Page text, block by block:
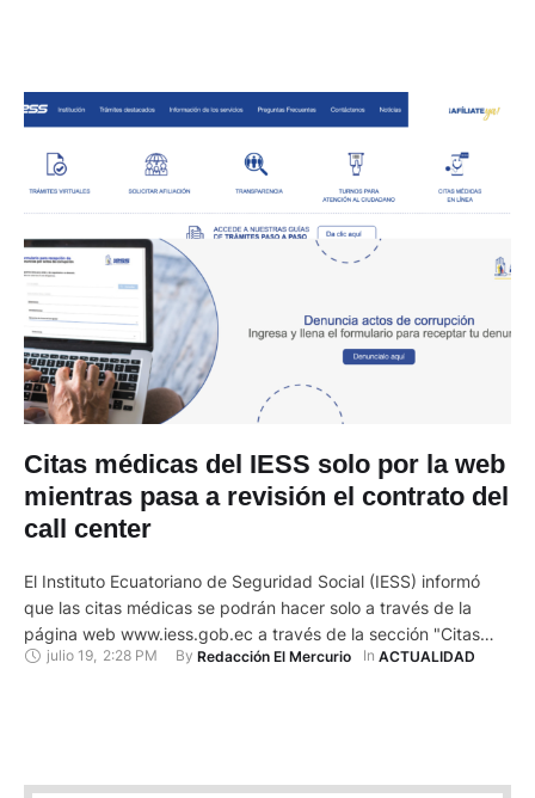
Citas médicas del IESS solo por la web
mientras pasa a revisión el contrato del
call center
El Instituto Ecuatoriano de Seguridad Social (IESS) informó
que las citas médicas se podrán hacer solo a través de la
página web www.iess.gob.ec a través de la sección "Citas
médicas en línea", esto mientras pasa a revisión el proceso
julio 19, 2:28 PM By Redacción El Mercurio In ACTUALIDAD